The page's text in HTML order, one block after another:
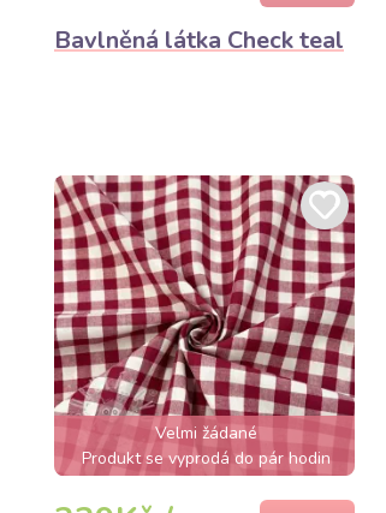
Bavlněná látka Check teal
Velmi žádané
Produkt se vyprodá do pár hodin